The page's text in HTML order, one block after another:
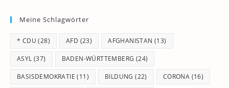
Meine Schlagwörter
* CDU (28) AFD (23) AFGHANISTAN (13)
ASYL (37) BADEN-WÜRTTEMBERG (24)
BASISDEMOKRATIE (11) BILDUNG (22) CORONA (16)